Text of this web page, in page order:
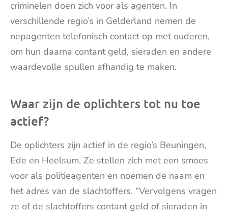
criminelen doen zich voor als agenten. In
verschillende regio’s in Gelderland nemen de
nepagenten telefonisch contact op met ouderen,
om hun daarna contant geld, sieraden en andere
waardevolle spullen afhandig te maken.
Waar zijn de oplichters tot nu toe
actief?
De oplichters zijn actief in de regio’s Beuningen,
Ede en Heelsum. Ze stellen zich met een smoes
voor als politieagenten en noemen de naam en
het adres van de slachtoffers. “Vervolgens vragen
ze of de slachtoffers contant geld of sieraden in